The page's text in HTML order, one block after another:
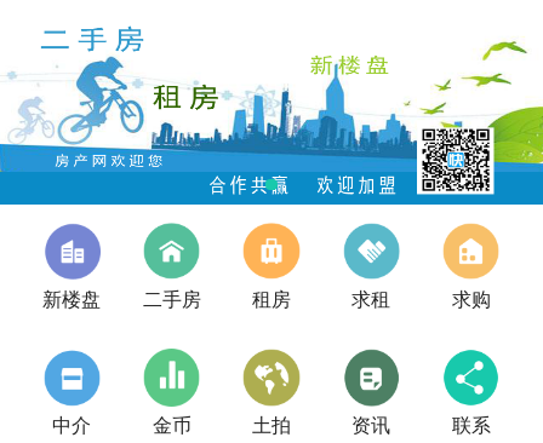
新楼盘 二手房 租房 求租 求购
中介 金币 土拍 资讯 联系